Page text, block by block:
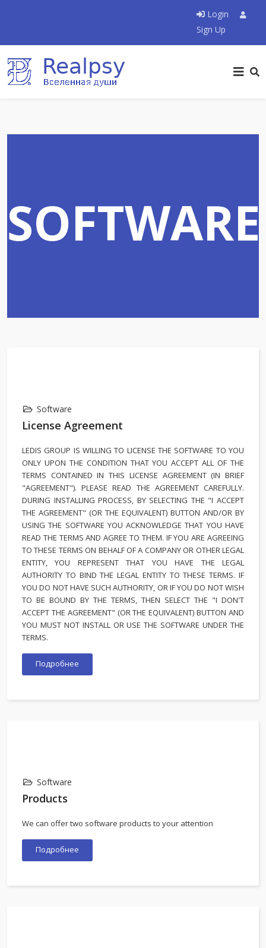
Login
Sign Up
SOFTWARE
Software
License Agreement
LEDIS GROUP IS WILLING TO LICENSE THE SOFTWARE TO YOU
ONLY UPON THE CONDITION THAT YOU ACCEPT ALL OF THE
TERMS CONTAINED IN THIS LICENSE AGREEMENT (IN BRIEF
"AGREEMENT"). PLEASE READ THE AGREEMENT CAREFULLY.
DURING INSTALLING PROCESS, BY SELECTING THE "I ACCEPT
THE AGREEMENT" (OR THE EQUIVALENT) BUTTON AND/OR BY
USING THE SOFTWARE YOU ACKNOWLEDGE THAT YOU HAVE
READ THE TERMS AND AGREE TO THEM. IF YOU ARE AGREEING
TO THESE TERMS ON BEHALF OF A COMPANY OR OTHER LEGAL
ENTITY, YOU REPRESENT THAT YOU HAVE THE LEGAL
AUTHORITY TO BIND THE LEGAL ENTITY TO THESE TERMS. IF
YOU DO NOT HAVE SUCH AUTHORITY, OR IF YOU DO NOT WISH
TO BE BOUND BY THE TERMS, THEN SELECT THE "I DON'T
ACCEPT THE AGREEMENT" (OR THE EQUIVALENT) BUTTON AND
YOU MUST NOT INSTALL OR USE THE SOFTWARE UNDER THE
TERMS.
Подробнее
Software
Products
We can offer two software products to your attention
Подробнее